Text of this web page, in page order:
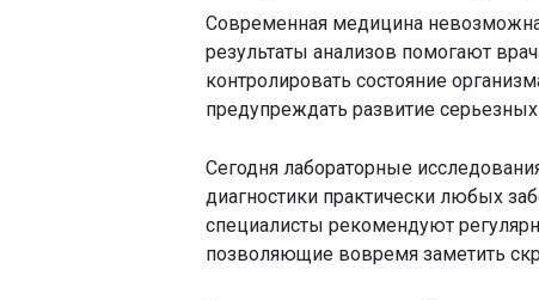
Современная медицина
результаты анализов помогают
контролировать состояние
предупреждать развитие
Сегодня лабораторные
диагностики практически любых
специалисты рекомендуют
позволяющие вовремя заметить